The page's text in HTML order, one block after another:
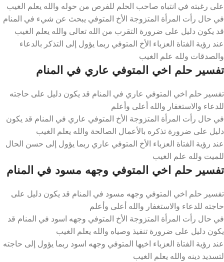
على رغبته في انتباه صاحب الحلم للفرص من حوله والله يعلم الغيب
في حال رأت المرأة المتزوجة الأخ المتوفي يبحث عن شيء في المنام
قد يكون دليل على ضرورة التقرب من الله تعالى والله يعلم الغيب
عند رؤية الفتاة العزباء الأخ المتوفي ربما يؤول إلى التذكر بالدعاء
والصدقات ولله علم الغيب
تفسير حلم اخي المتوفي عاري في المنام
تفسير حلم اخي المتوفي عاري في المنام قد يكون دليل على حاجته
للدعاء والاستغفار والله أعلى وأعلم
في حال رأت المرأة المتزوجة الأخ المتوفي عاري في المنام قد يكون
دليل على ضرورة تذكره بالأعمال الصالحة والله يعلم الغيب
عند رؤية الفتاة العزباء الأخ المتوفي عاري ربما يؤول إلى حسن الحال
للميت ولله علم الغيب
تفسير حلم اخي المتوفي وجهه مسود في المنام
تفسير حلم اخي المتوفي وجهه مسود في المنام قد يكون دليل على
حاجته للدعاء والاستغفار والله أعلى وأعلم
في حال رأت المرأة المتزوجة الأخ المتوفي وجهه اسود في المنام قد
يكون دليل على ضرورة تنفيذ وصياه والله يعلم الغيب
عند رؤية الفتاة العزباء اخيها المتوفي وجهه اسود ربما يؤول إلى حاجته
لتسديد دينه والله يعلم الغيب